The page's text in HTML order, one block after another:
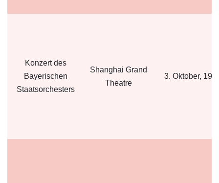
Konzert des
Bayerischen
Staatsorchesters
Shanghai Grand
Theatre
3. Oktober,